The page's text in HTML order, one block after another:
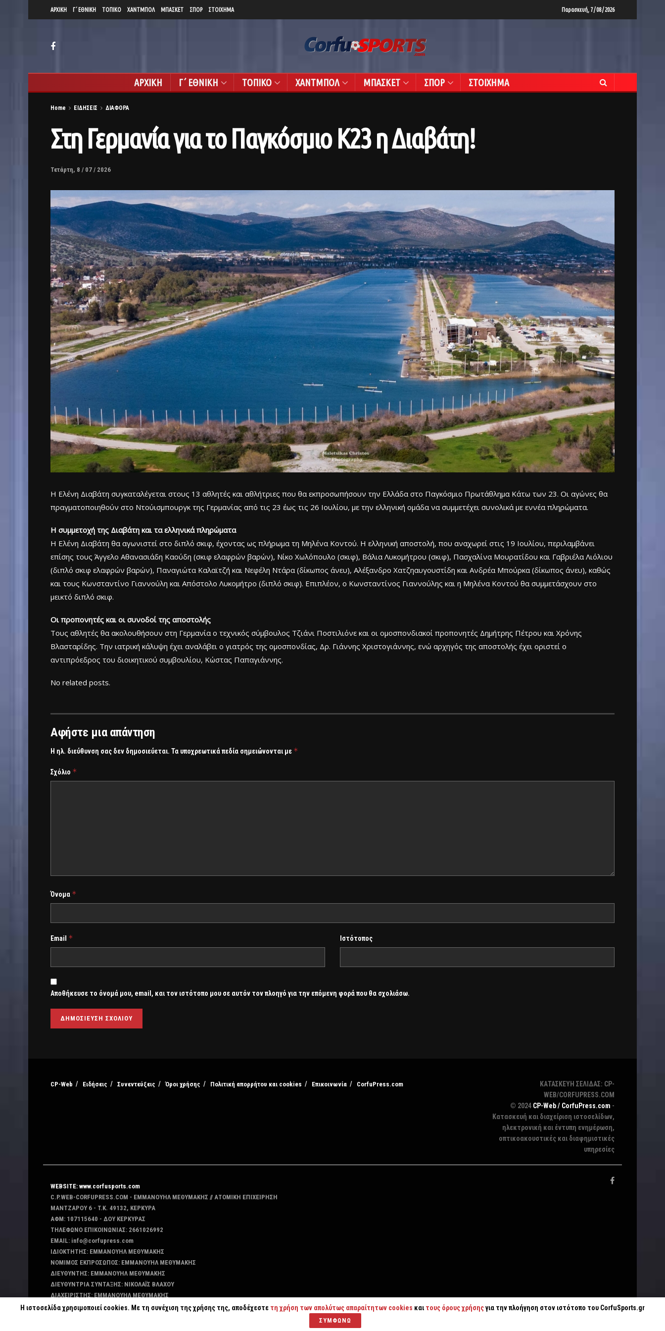
ΑΡΧΙΚΗ Γ΄ ΕΘΝΙΚΗ ΤΟΠΙΚΟ ΧΑΝΤΜΠΟΛ ΜΠΑΣΚΕΤ ΣΠΟΡ ΣΤΟΙΧΗΜΑ Παρασκευή, 7 / 08 / 2026
ΑΡΧΙΚΗ Γ΄ ΕΘΝΙΚΗ ΤΟΠΙΚΟ ΧΑΝΤΜΠΟΛ ΜΠΑΣΚΕΤ ΣΠΟΡ ΣΤΟΙΧΗΜΑ
Home ΕΙΔΗΣΕΙΣ ΔΙΑΦΟΡΑ
Στη Γερμανία για το Παγκόσμιο Κ23 η Διαβάτη!
Τετάρτη, 8 / 07 / 2026
Η Ελένη Διαβάτη συγκαταλέγεται στους 13 αθλητές και αθλήτριες που θα εκπροσωπήσουν την Ελλάδα στο Παγκόσμιο Πρωτάθλημα Κάτω των 23. Οι αγώνες θα
πραγματοποιηθούν στο Ντούισμπουργκ της Γερμανίας από τις 23 έως τις 26 Ιουλίου, με την ελληνική ομάδα να συμμετέχει συνολικά με εννέα πληρώματα.
Η συμμετοχή της Διαβάτη και τα ελληνικά πληρώματα
Η Ελένη Διαβάτη θα αγωνιστεί στο διπλό σκιφ, έχοντας ως πλήρωμα τη Μηλένα Κοντού. Η ελληνική αποστολή, που αναχωρεί στις 19 Ιουλίου, περιλαμβάνει
επίσης τους Άγγελο Αθανασιάδη Καούδη (σκιφ ελαφρών βαρών), Νίκο Χωλόπουλο (σκιφ), Βάλια Λυκομήτρου (σκιφ), Πασχαλίνα Μουρατίδου και Γαβριέλα Λιόλιου
(διπλό σκιφ ελαφρών βαρών), Παναγιώτα Καλαϊτζή και Νεφέλη Ντάρα (δίκωπος άνευ), Αλέξανδρο Χατζηαυγουστίδη και Ανδρέα Μπούρκα (δίκωπος άνευ), καθώς
και τους Κωνσταντίνο Γιαννούλη και Απόστολο Λυκομήτρο (διπλό σκιφ). Επιπλέον, ο Κωνσταντίνος Γιαννούλης και η Μηλένα Κοντού θα συμμετάσχουν στο
μεικτό διπλό σκιφ.
Οι προπονητές και οι συνοδοί της αποστολής
Τους αθλητές θα ακολουθήσουν στη Γερμανία ο τεχνικός σύμβουλος Τζιάνι Ποστιλιόνε και οι ομοσπονδιακοί προπονητές Δημήτρης Πέτρου και Χρόνης
Βλασταρίδης. Την ιατρική κάλυψη έχει αναλάβει ο γιατρός της ομοσπονδίας, Δρ. Γιάννης Χριστογιάννης, ενώ αρχηγός της αποστολής έχει οριστεί ο
αντιπρόεδρος του διοικητικού συμβουλίου, Κώστας Παπαγιάννης.
No related posts.
Αφήστε μια απάντηση
Η ηλ. διεύθυνση σας δεν δημοσιεύεται. Τα υποχρεωτικά πεδία σημειώνονται με *
Σχόλιο *
Όνομα *
Email * Ιστότοπος
Αποθήκευσε το όνομά μου, email, και τον ιστότοπο μου σε αυτόν τον πλοηγό για την επόμενη φορά που θα σχολιάσω.
CP-Web Ειδήσεις Συνεντεύξεις Όροι χρήσης Πολιτική απορρήτου και cookies Επικοινωνία CorfuPress.com
ΚΑΤΑΣΚΕΥΗ ΣΕΛΙΔΑΣ: CP-
WEB/CORFUPRESS.COM
© 2024 CP-Web / CorfuPress.com -
Κατασκευή και διαχείριση ιστοσελίδων,
ηλεκτρονική και έντυπη ενημέρωση,
οπτικοακουστικές και διαφημιστικές
υπηρεσίες
WEBSITE: www.corfusports.com
C.P.WEB-CORFUPRESS.COM - ΕΜΜΑΝΟΥΗΛ ΜΕΘΥΜΑΚΗΣ // ΑΤΟΜΙΚΗ ΕΠΙΧΕΙΡΗΣΗ
MANTZAΡΟΥ 6 - T.K. 49132, ΚΕΡΚΥΡΑ
ΑΦΜ: 107115640 - ΔΟΥ ΚΕΡΚΥΡΑΣ
ΤΗΛΕΦΩΝΟ ΕΠΙΚΟΙΝΩΝΙΑΣ: 2661026992
EMAIL: info@corfupress.com
ΙΔΙΟΚΤΗΤΗΣ: EMMANOYΗΛ ΜΕΘΥΜΑΚΗΣ
ΝΟΜΙΜΟΣ ΕΚΠΡΟΣΩΠΟΣ: EMMANOYΗΛ ΜΕΘΥΜΑΚΗΣ
ΔΙΕΥΘΥΝΤΗΣ: EMMANOYΗΛ ΜΕΘΥΜΑΚΗΣ
ΔΙΕΥΘΥΝΤΡΙΑ ΣΥΝΤΑΞΗΣ: ΝΙΚΟΛΑΪΣ ΒΛΑΧΟΥ
ΔΙΑΧΕΙΡΙΣΤΗΣ: EMMANOYΗΛ ΜΕΘΥΜΑΚΗΣ
ΔΙΚΑΙΟΥΧΟΣ DOMAIN: ΕΜΜΑΝΟΥΗΛ ΜΕΘΥΜΑΚΗΣ
Η ιστοσελίδα χρησιμοποιεί cookies. Με τη συνέχιση της χρήσης της, αποδέχεστε τη χρήση των απολύτως απαραίτητων cookies και τους όρους χρήσηςγια την πλοήγηση στον ιστότοπο του CorfuSports.gr
ΣΥΜΦΩΝΩ